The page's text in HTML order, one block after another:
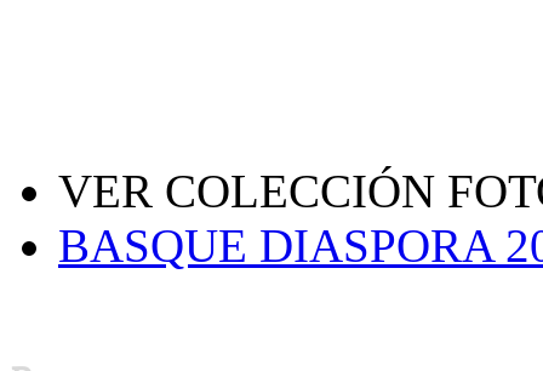
VER COLECCIÓN
BASQUE DIASPORA